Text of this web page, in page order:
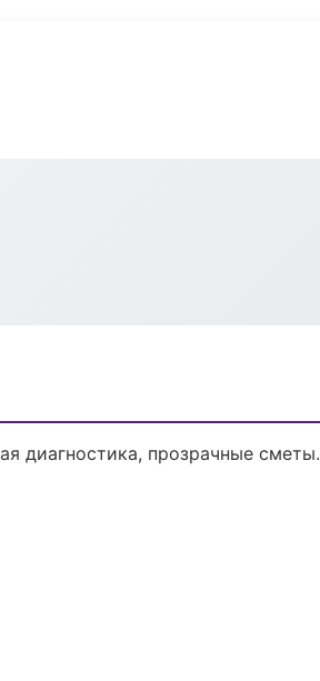
диагностика, прозрачные сметы.